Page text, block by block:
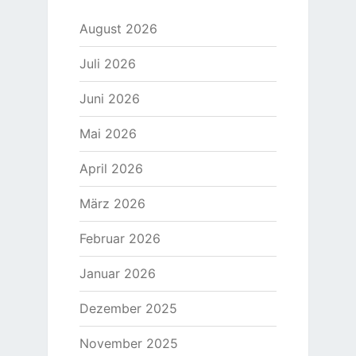
August 2026
Juli 2026
Juni 2026
Mai 2026
April 2026
März 2026
Februar 2026
Januar 2026
Dezember 2025
November 2025